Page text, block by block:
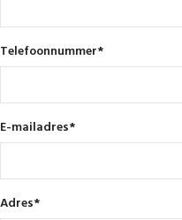
Telefoonnummer*
E-mailadres*
Adres*